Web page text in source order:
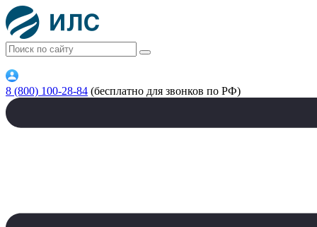
8 (800) 100-28-84 (бесплатно для звонков по РФ)